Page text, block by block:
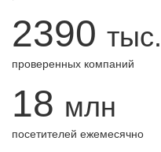
2390 тыс.
проверенных компаний
18 млн
посетителей ежемесячно